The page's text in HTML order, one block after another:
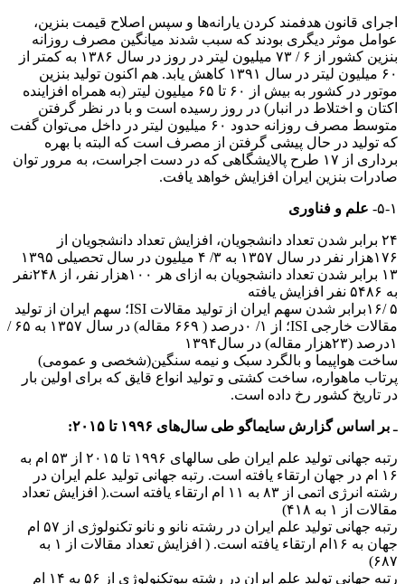
اجرای قانون هدفمند کردن یارانه‌ها و سپس اصلاح قیمت بنزین،
عوامل موثر دیگری بودند که سبب شدند میانگین مصرف روزانه
بنزین کشور از ۶ / ۷۳ میلیون لیتر در روز در سال ۱۳۸۶ به کمتر از
۶۰ میلیون لیتر در سال ۱۳۹۱ کاهش یابد. هم اکنون تولید بنزین
موتور در کشور به بیش از ۶۰ تا ۶۵ میلیون لیتر (به همراه افزاینده
اکتان و اختلاط در انبار) در روز رسیده است و با در نظر گرفتن
متوسط مصرف روزانه حدود ۶۰ میلیون لیتر در داخل می‌توان گفت
که تولید در حال پیشی گرفتن از مصرف است که البته با بهره
برداری از ۱۷ طرح پالایشگاهی که در دست اجراست، به مرور توان
صادرات بنزین ایران افزایش خواهد یافت.
۵-۱- علم و فناوری
۲۴ برابر شدن تعداد دانشجویان، افزایش تعداد دانشجویان از
۱۷۶هزار نفر در سال ۱۳۵۷ به ۳/ ۴ میلیون در سال تحصیلی ۱۳۹۵
۱۳ برابر شدن تعداد دانشجویان به ازای هر ۱۰۰هزار نفر، از ۲۴۸نفر
به ۵۴۸۶ نفر افزایش یافته
۵ /۱۶برابر شدن سهم ایران از تولید مقالات ISI؛ سهم ایران از تولید
مقالات خارجی ISI؛ از ۱/ ۰درصد ( ۶۶۹ مقاله) در سال ۱۳۵۷ به ۶۵ /
۱درصد (۲۳هزار مقاله) در سال۱۳۹۴
ساخت هواپیما و بالگرد سبک و نیمه سنگین(شخصی و عمومی)
پرتاب ماهواره، ساخت کشتی و تولید انواع قایق که برای اولین بار
در تاریخ کشور رخ داده است.
ـ بر اساس گزارش سایماگو طی سال‌های ۱۹۹۶ تا ۲۰۱۵:
رتبه جهانی تولید علم ایران طی سالهای ۱۹۹۶ تا ۲۰۱۵ از ۵۳ ام به
۱۶ ام در جهان ارتقاء یافته است. رتبه جهانی تولید علم ایران در
رشته انرژی اتمی از ۸۳ به ۱۱ ام ارتقاء یافته است.( افزایش تعداد
مقالات از ۱ به ۴۱۸)
رتبه جهانی تولید علم ایران در رشته نانو و نانو تکنولوژی از ۵۷ ام
جهان به ۱۶ام ارتقاء یافته است. ( افزایش تعداد مقالات از ۱ به
۶۸۷)
رتبه جهانی تولید علم ایران در رشته بیوتکنولوژی از ۵۶ به ۱۴ ام